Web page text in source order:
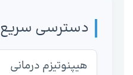
دسترسی سریع
هیپنوتیزم درمانی